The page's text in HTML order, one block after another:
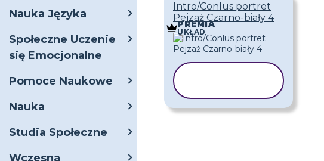
Nauka Języka
Społeczne Uczenie
się Emocjonalne
Pomoce Naukowe
Nauka
Studia Społeczne
Wczesna
Intro/Conlus portret
Pejzaż Czarno-biały 4
PREMIA
UKŁAD